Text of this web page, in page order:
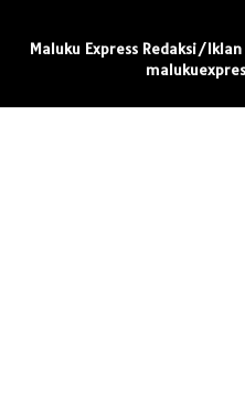
Maluku Express Redaksi/